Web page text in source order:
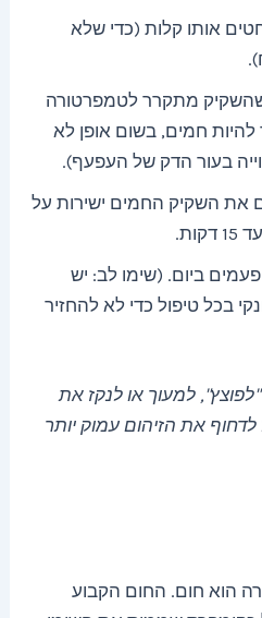
אותו קלות (כדי שלא
מתקרר לטמפרטורה
להיות חמים, בשום אופן לא
בעור הדק של העפעף).
את השקיק החמים ישירות על
חוזרים על הפעולה 3-4 פעמים ביום. (שימו לב: יש
בכל טיפול כדי לא להחזיר
למעוך או לנקז את
את הזיהום עמוק יותר
הוא חום. החום הקבוע